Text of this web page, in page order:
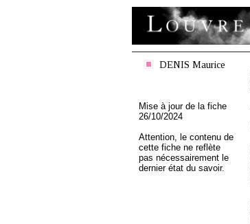
DENIS Maurice
Mise à jour de la fiche
26/10/2024
Attention, le contenu de
cette fiche ne reflète
pas nécessairement le
dernier état du savoir.